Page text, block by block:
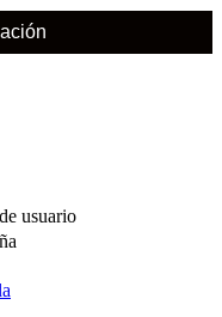
usuario